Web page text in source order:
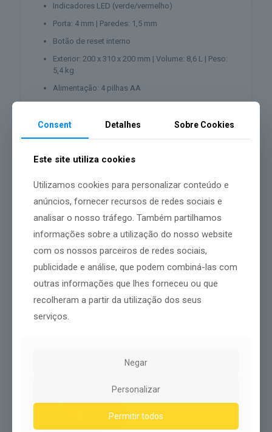
Indicadores LED (verde/vermelho)
Porta: 4 mm | Paredes: 1,5 mm
Botão de reset interno
Exterior: 200 x 310 x 200 mm | Volume: 8,6 L | Peso:
5,4 kg
Alimentação: 4 pilhas AA
Produtos Relacionados
Cofre Básico com Alarme
180,00
Cofre Gama Básica Escritório
Consent Detalhes Sobre Cookies
Este site utiliza cookies
Utilizamos cookies para personalizar conteúdo e
anúncios, fornecer recursos de redes sociais e
analisar o nosso tráfego. Também partilhamos
informações sobre a utilização do nosso website
com os nossos parceiros de redes sociais,
publicidade e análise, que podem combiná-las com
outras informações que lhes forneceu ou que
recolheram a partir da utilização dos seus
serviços.
Negar
Personalizar
Permitir todos